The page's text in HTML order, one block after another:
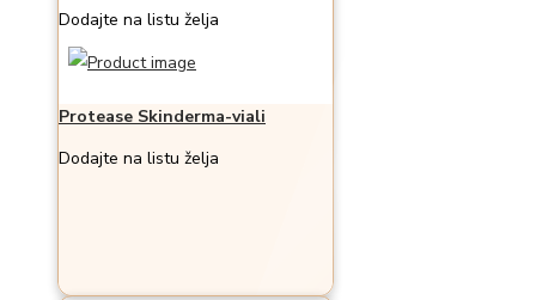
Dodajte na listu želja
Protease Skinderma-viali
Dodajte na listu želja